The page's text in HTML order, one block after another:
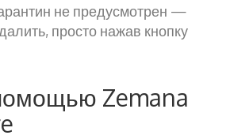
не предусмотрен —
просто нажав кнопку
Zemana